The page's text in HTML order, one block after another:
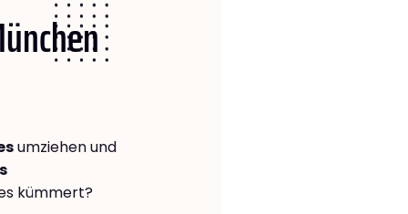
umziehen und
kümmert?